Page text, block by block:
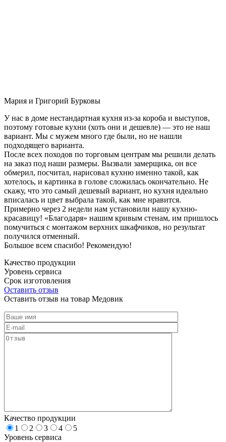
Мария и Григорий Бурковы
У нас в доме нестандартная кухня из-за короба и выступов,
поэтому готовые кухни (хоть они и дешевле) — это не наш
вариант. Мы с мужем много где были, но не нашли
подходящего варианта.
После всех походов по торговым центрам мы решили делать
на заказ под наши размеры. Вызвали замерщика, он все
обмерил, посчитал, нарисовал кухню именно такой, как
хотелось, и картинка в голове сложилась окончательно. Не
скажу, что это самый дешевый вариант, но кухня идеально
вписалась и цвет выбрала такой, как мне нравится.
Примерно через 2 недели нам установили нашу кухню-
красавицу! «Благодаря» нашим кривым стенам, им пришлось
помучиться с монтажом верхних шкафчиков, но результат
получился отменный.
Большое всем спасибо! Рекомендую!
Качество продукции
Уровень сервиса
Срок изготовления
Оставить отзыв
Оставить отзыв на товар Медовик
Качество продукции
1
2 3 4
5
Уровень сервиса